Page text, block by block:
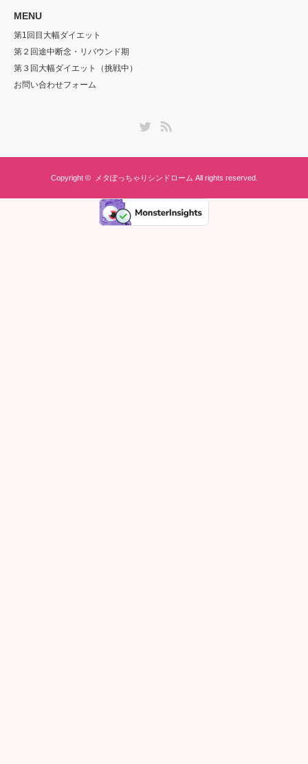
MENU
第1回目大幅ダイエット
第２回途中断念・リバウンド期
第３回大幅ダイエット（挑戦中）
お問い合わせフォーム
Copyright © メタぽっちゃりシンドローム All rights reserved.